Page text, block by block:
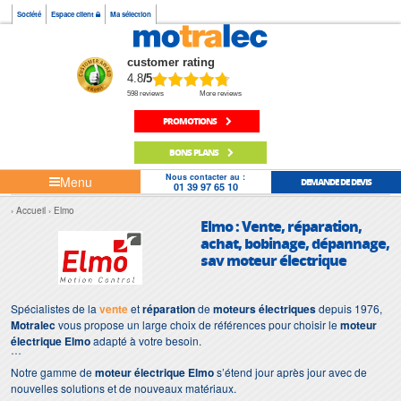
Société Espace client Ma sélection
customer rating
4.8/5
598 reviews More reviews
PROMOTIONS
BONS PLANS
Menu Nous contacter au :
01 39 97 65 10 DEMANDE DE DEVIS
Accueil Elmo
Elmo : Vente, réparation,
achat, bobinage, dépannage,
sav moteur électrique
Spécialistes de la venteetréparationdemoteurs électriquesdepuis 1976,
Motralecvous propose un large choix de références pour choisir lemoteur
électrique Elmoadapté à votre besoin.
Notre gamme demoteur électrique Elmos’étend jour après jour avec de
nouvelles solutions et de nouveaux matériaux.